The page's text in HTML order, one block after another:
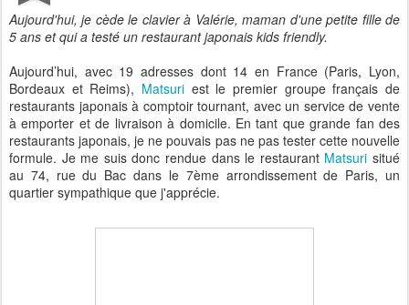
Aujourd'hui, je cède le clavier à Valérie, maman d'une petite fille de
5 ans et qui a testé un restaurant japonais kids friendly.
Aujourd’hui, avec 19 adresses dont 14 en France (Paris, Lyon,
Bordeaux et Reims), Matsuri est le premier groupe français de
restaurants japonais à comptoir tournant, avec un service de vente
à emporter et de livraison à domicile. En tant que grande fan des
restaurants japonais, je ne pouvais pas ne pas tester cette nouvelle
formule. Je me suis donc rendue dans le restaurant Matsuri situé
au 74, rue du Bac dans le 7ème arrondissement de Paris, un
quartier sympathique que j'apprécie.